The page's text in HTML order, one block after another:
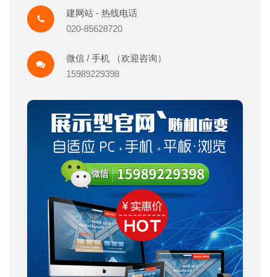
建网站 - 热线电话
020-85628720
微信 / 手机 （欢迎咨询）
15989229398